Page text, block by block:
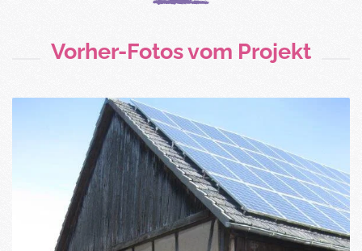
Vorher-Fotos vom Projekt